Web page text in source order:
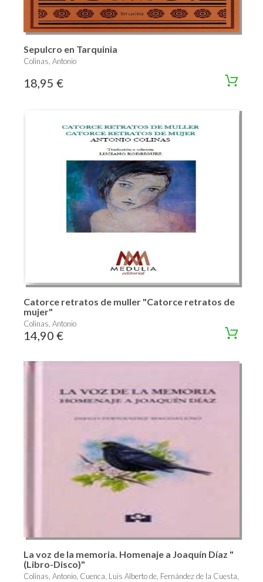
Sepulcro en Tarquinia
Colinas, Antonio
18,95 €
Catorce retratos de muller "Catorce retratos de
mujer"
Colinas, Antonio
14,90 €
La voz de la memoria. Homenaje a Joaquín Díaz "
(Libro-Disco)"
Colinas, Antonio, Cuenca, Luis Alberto de, Fernández de la Cuesta,